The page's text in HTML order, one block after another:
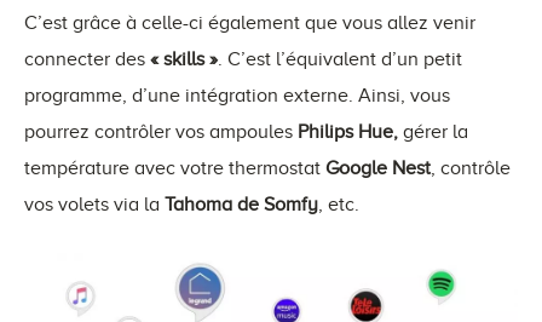
C’est grâce à celle-ci également que vous allez venir
connecter des « skills ». C’est l’équivalent d’un petit
programme, d’une intégration externe. Ainsi, vous
pourrez contrôler vos ampoules Philips Hue, gérer la
température avec votre thermostat Google Nest, contrôle
vos volets via la Tahoma de Somfy, etc.